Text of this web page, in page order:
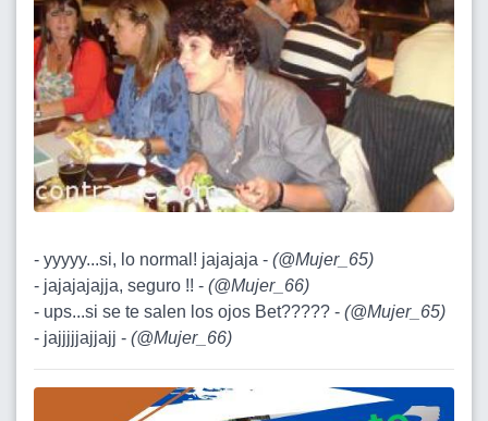
- yyyyy...si, lo normal! jajajaja - (@Mujer_65)
- jajajajajja, seguro !! - (@Mujer_66)
- ups...si se te salen los ojos Bet????? - (@Mujer_65)
- jajjjjjajjajj - (@Mujer_66)